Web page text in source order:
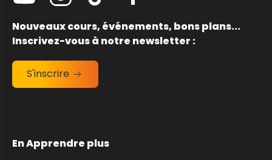
Nouveaux cours, événements, bons plans...
Inscrivez-vous à notre newsletter :
S'inscrire
En Apprendre plus